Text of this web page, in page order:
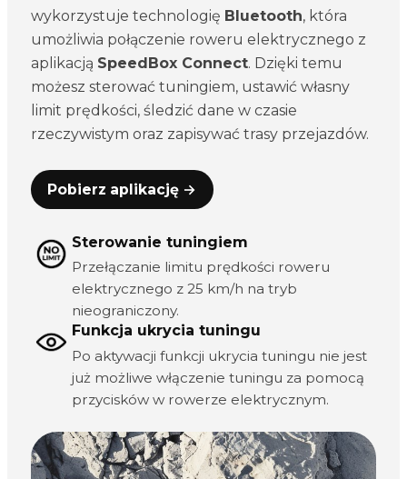
wykorzystuje technologię Bluetooth, która
umożliwia połączenie roweru elektrycznego z
aplikacją SpeedBox Connect. Dzięki temu
możesz sterować tuningiem, ustawić własny
limit prędkości, śledzić dane w czasie
rzeczywistym oraz zapisywać trasy przejazdów.
Pobierz aplikację →
Sterowanie tuningiem
Przełączanie limitu prędkości roweru
elektrycznego z 25 km/h na tryb
nieograniczony.
Funkcja ukrycia tuningu
Po aktywacji funkcji ukrycia tuningu nie jest
już możliwe włączenie tuningu za pomocą
przycisków w rowerze elektrycznym.